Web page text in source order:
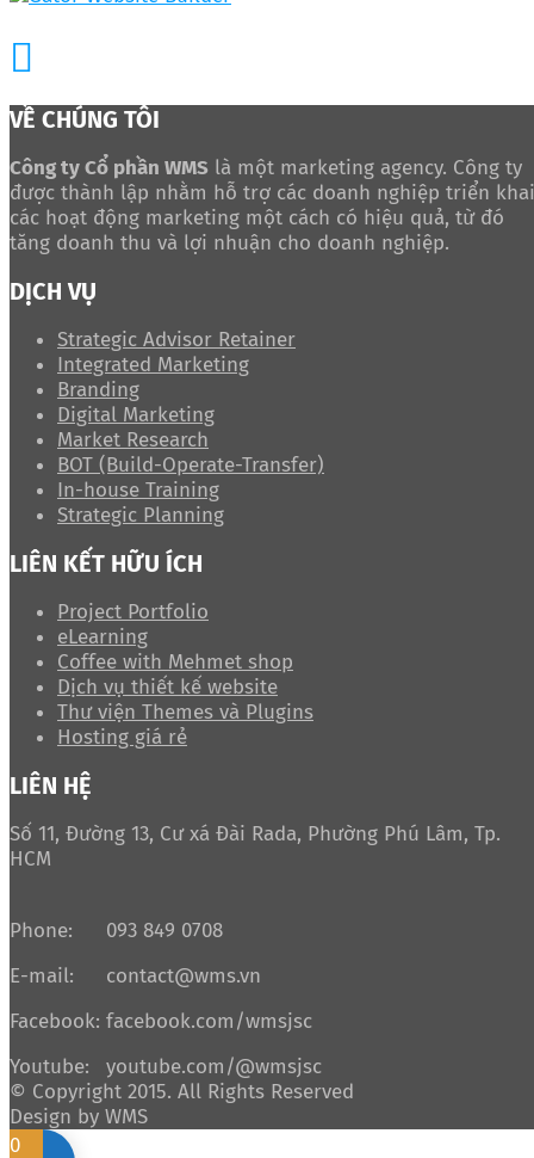
VỀ CHÚNG TÔI
Công ty Cổ phần WMS là một marketing agency. Công ty
được thành lập nhằm hỗ trợ các doanh nghiệp triển khai
các hoạt động marketing một cách có hiệu quả, từ đó
tăng doanh thu và lợi nhuận cho doanh nghiệp.
DỊCH VỤ
Strategic Advisor Retainer
Integrated Marketing
Branding
Digital Marketing
Market Research
BOT (Build-Operate-Transfer)
In-house Training
Strategic Planning
LIÊN KẾT HỮU ÍCH
Project Portfolio
eLearning
Coffee with Mehmet shop
Dịch vụ thiết kế website
Thư viện Themes và Plugins
Hosting giá rẻ
LIÊN HỆ
Số 11, Đường 13, Cư xá Đài Rada, Phường Phú Lâm, Tp.
HCM
Phone:
093 849 0708
E-mail:
contact@wms.vn
Facebook: facebook.com/wmsjsc
Youtube:
youtube.com/@wmsjsc
© Copyright 2015. All Rights Reserved
Design by WMS
0